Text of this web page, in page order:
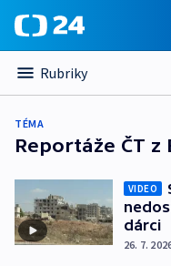
Rubriky
TÉMA
Reportáže ČT
VIDEO
dárci
26. 7.